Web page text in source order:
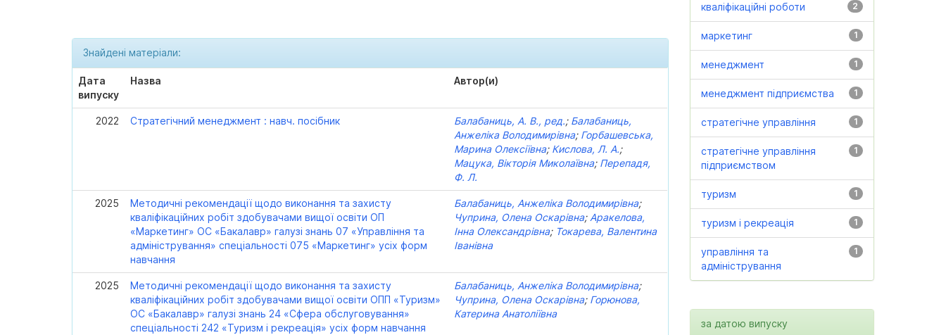
Знайдені матеріали:
Дата
випуску
Назва Автор(и)
2022 Стратегічний менеджмент : навч. посібник Балабаниць, А. В., ред.; Балабаниць,
Анжеліка Володимирівна; Горбашевська,
Марина Олексіївна; Кислова, Л. А.;
Мацука, Вікторія Миколаївна; Перепадя,
Ф. Л.
2025
Методичні рекомендації щодо виконання та захисту
кваліфікаційних робіт здобувачами вищої освіти ОП
«Маркетинг» ОС «Бакалавр» галузі знань 07 «Управління та
адміністрування» спеціальності 075 «Маркетинг» усіх форм
навчання
Балабаниць, Анжеліка Володимирівна;
Чуприна, Олена Оскарівна; Аракелова,
Інна Олександрівна; Токарева, Валентина
Іванівна
2025
Методичні рекомендації щодо виконання та захисту
кваліфікаційних робіт здобувачами вищої освіти ОПП «Туризм»
ОС «Бакалавр» галузі знань 24 «Сфера обслуговування»
спеціальності 242 «Туризм і рекреація» усіх форм навчання
Балабаниць, Анжеліка Володимирівна;
Чуприна, Олена Оскарівна; Горюнова,
Катерина Анатоліївна
2
кваліфікаційні роботи
1
маркетинг
1
менеджмент
1
менеджмент підприємства
1
стратегічне управління
1
стратегічне управління
підприємством
1
туризм
1
туризм і рекреація
1
управління та
адміністрування
за датою випуску